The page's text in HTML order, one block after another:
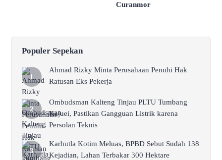
Curanmor
Populer Sepekan
Ahmad Rizky Minta Perusahaan Penuhi Hak
Ratusan Eks Pekerja
Ombudsman Kalteng Tinjau PLTU Tumbang
Kajuei, Pastikan Gangguan Listrik karena
Persolan Teknis
Karhutla Kotim Meluas, BPBD Sebut Sudah 138
Kejadian, Lahan Terbakar 300 Hektare